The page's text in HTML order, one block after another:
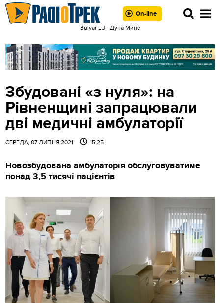
On-line
Bulvar LU - Дупа Мине
Збудовані «з нуля»: на
Рівненщині запрацювали
дві медичні амбулаторії
СЕРЕДА, 07 ЛИПНЯ 2021 15:25
Новозбудована амбулаторія обслуговуватиме
понад 3,5 тисячі пацієнтів